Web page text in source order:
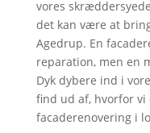
vores
det kan være at
Agedrup. En
reparation, men en
Dyk dybere ind i
find ud af, hvorfor
facaderenovering i